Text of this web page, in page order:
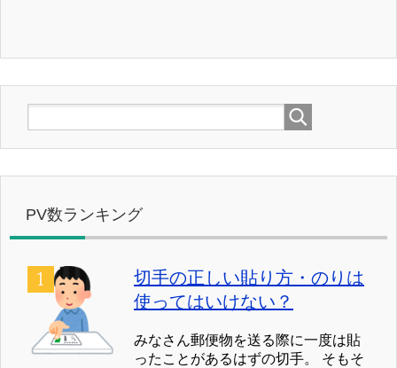
PV数ランキング
切手の正しい貼り方・のりは
使ってはいけない？
みなさん郵便物を送る際に一度は貼
ったことがあるはずの切手。 そもそ